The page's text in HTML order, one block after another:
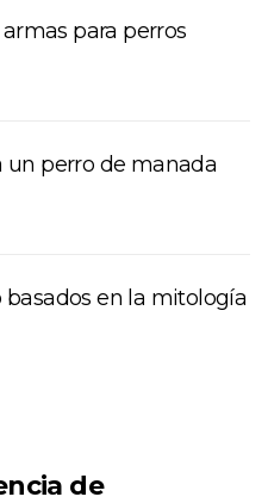
para perros
un perro de manada
basados ​​en la mitología
de